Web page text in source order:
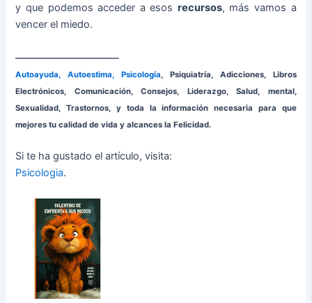
y que podemos acceder a esos recursos, más vamos a
vencer el miedo.
—————————————–
Autoayuda, Autoestima, Psicología, Psiquiatría, Adicciones, Libros
Electrónicos, Comunicación, Consejos, Liderazgo, Salud, mental,
Sexualidad, Trastornos, y toda la información necesaria para que
mejores tu calidad de vida y alcances la Felicidad.
Si te ha gustado el artículo, visita:
Psicologia.